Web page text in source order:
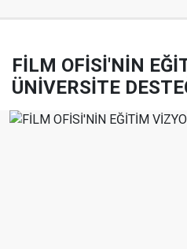
FİLM OFİSİ'NİN
ÜNİVERSİTE